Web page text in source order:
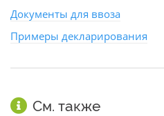
Документы для ввоза
Примеры декларирования
См. также